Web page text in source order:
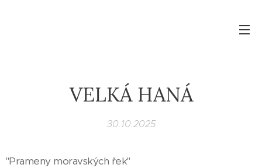
VELKÁ HANÁ
30.10.2025
"Prameny moravských řek"